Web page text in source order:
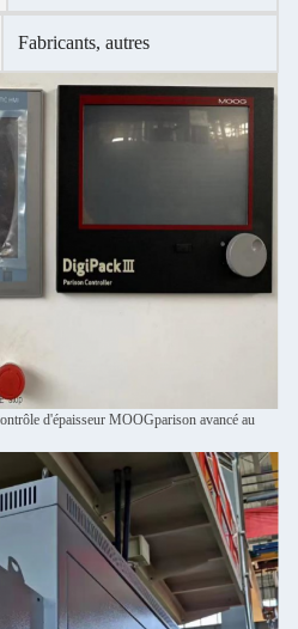
Fabricants, autres
d'épaisseur MOOGparison avancé au